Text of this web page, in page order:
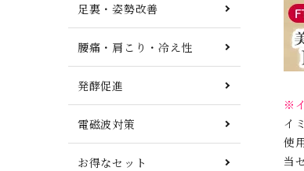
※
イ
使
当
足裏・姿勢改善
腰痛・肩こり・冷え性
発酵促進
電磁波対策
お得なセット